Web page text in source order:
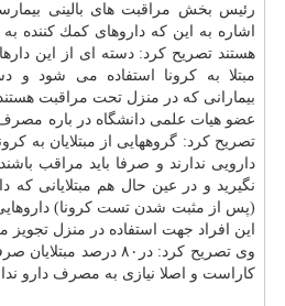
رئیس بخش مراقبت های بالینی
اشاره به این كه داروهای كمك كننده
هستند تصریح كرد: دسته ای از این
مبتلا به كرونا استفاده می شود و
بیمارانی كه در منزل تحت مراقبت
عضو هیات علمی دانشگاه در باره مصرف
تصریح كرد: گروههایی از مبتلایان به
دارویی ندارند و صرفا باید مراقب
نگیرید و در عین حال هم مبتلایانی كه
(پس از مثبت شدن تست كرونا)
این افراد جهت استفاده در منزل
وی تصریح كرد: در۸۰ درصد
كاراست و اصلا نیازی به مصرف دارو